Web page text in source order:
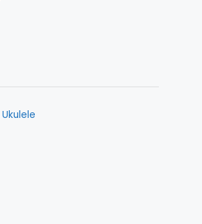
Ukulele